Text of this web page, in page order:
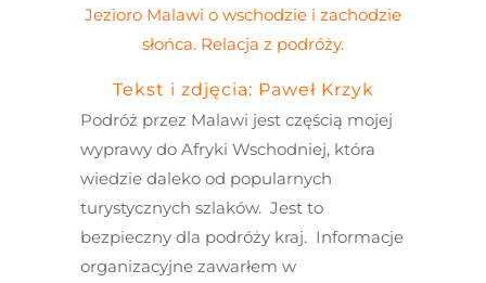
Jezioro Malawi o wschodzie i zachodzie
słońca. Relacja z podróży.
Tekst i zdjęcia: Paweł Krzyk
Podróż przez Malawi jest częścią mojej
wyprawy do Afryki Wschodniej, która
wiedzie daleko od popularnych
turystycznych szlaków. Jest to
bezpieczny dla podróży kraj. Informacje
organizacyjne zawarłem w